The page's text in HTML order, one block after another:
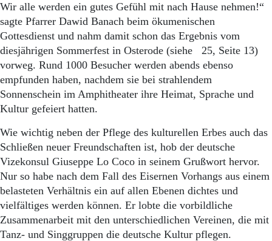
Start
Aktuelle Ausgabe
Abonnenten-Login
Abonnent werden
Abo Prämien
Archiv
Mediadaten
Ostpreußen
Pommern
Berlin-Brandenburg
Schlesien
Danzig und Westpreußen
Bücher
Kontakt
Impressum
Wir alle werden ein gutes Gefühl mit nach Hause nehmen!“
sagte Pfarrer Dawid Banach beim ökumenischen
Gottesdienst und nahm damit schon das Ergebnis vom
diesjährigen Sommerfest in Osterode (siehe 25, Seite 13)
vorweg. Rund 1000 Besucher werden abends ebenso
empfunden haben, nachdem sie bei strahlendem
Sonnenschein im Amphitheater ihre Heimat, Sprache und
Kultur gefeiert hatten.
Wie wichtig neben der Pflege des kulturellen Erbes auch das
Schließen neuer Freundschaften ist, hob der deutsche
Vizekonsul Giuseppe Lo Coco in seinem Grußwort hervor.
Nur so habe nach dem Fall des Eisernen Vorhangs aus einem
belasteten Verhältnis ein auf allen Ebenen dichtes und
vielfältiges werden können. Er lobte die vorbildliche
Zusammenarbeit mit den unterschiedlichen Vereinen, die mit
Tanz- und Singgruppen die deutsche Kultur pflegen.